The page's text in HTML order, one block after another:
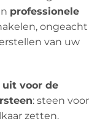
​​professionele
ongeacht
van uw
voor de
: steen voor
zetten.